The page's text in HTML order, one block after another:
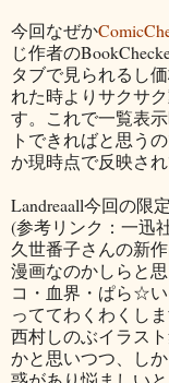
今回なぜか
じ作者の
タブで見られるし
れた時よりサクサ
す。これで一覧表
トできればと思う
か現時点で反映さ
Landreaall今回の限
(参考リンク：一迅
久世番子さんの新
漫画なのかしらと
コ・血界・ぱら☆
っててわくわくしま
西村しのぶイラス
かと思いつつ、し